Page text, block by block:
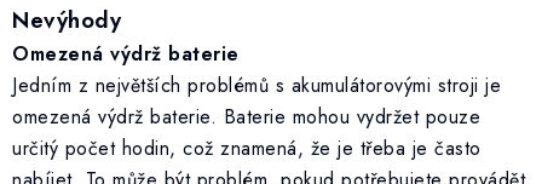
Nevýhody
Omezená výdrž baterie
Jedním z největších problémů s akumulátorovými stroji je
omezená výdrž baterie. Baterie mohou vydržet pouze
určitý počet hodin, což znamená, že je třeba je často